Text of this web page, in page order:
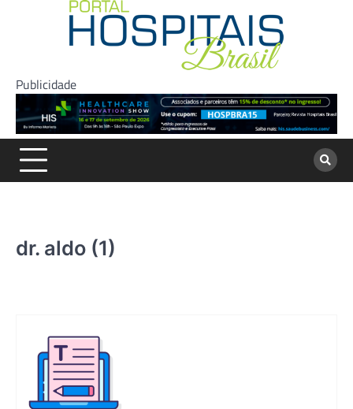
Publicidade
dr. aldo (1)